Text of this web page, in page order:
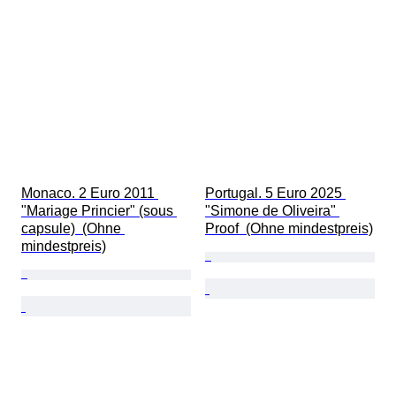
Monaco. 2 Euro 2011
"Mariage Princier" (sous
capsule)  (Ohne
mindestpreis)
Portugal. 5 Euro 2025
"Simone de Oliveira"
Proof  (Ohne mindestpreis)